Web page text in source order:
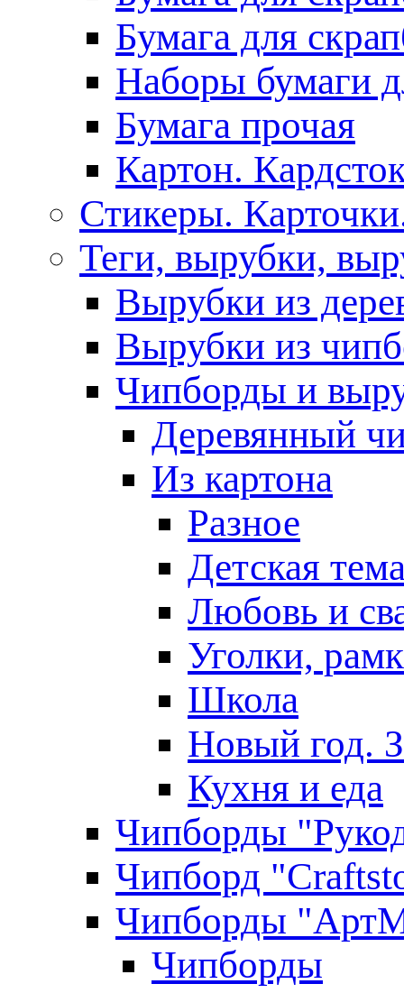
Бумага для
Наборы бумаги
Бумага прочая
Картон.
Стикеры.
Теги, вырубки,
Вырубки из
Вырубки из
Чипборды и
Деревянный
Из картона
Разное
Детская
Любовь и
Уголки,
Школа
Новый год.
Кухня и еда
Чипборды
Чипборд
Чипборды
Чипборды